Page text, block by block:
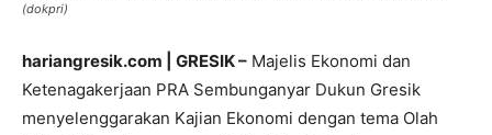
(dokpri)
hariangresik.com | GRESIK – Majelis Ekonomi dan
Ketenagakerjaan PRA Sembunganyar Dukun Gresik
menyelenggarakan Kajian Ekonomi dengan tema Olah